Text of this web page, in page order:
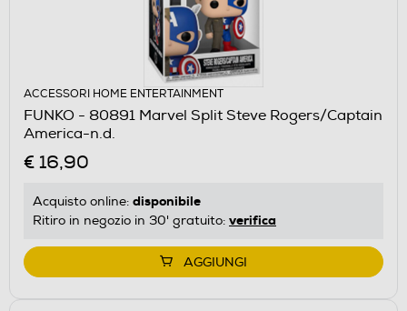
ACCESSORI HOME ENTERTAINMENT
FUNKO - 80891 Marvel Split Steve Rogers/Captain
America-n.d.
€ 16,90
Acquisto online: disponibile
Ritiro in negozio in 30' gratuito: verifica
AGGIUNGI